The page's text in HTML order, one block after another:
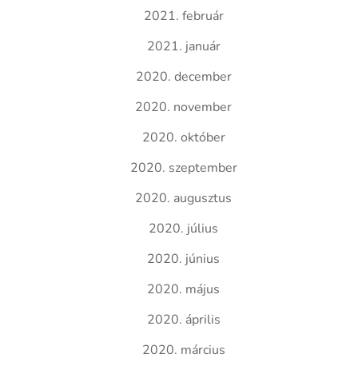
2021. február
2021. január
2020. december
2020. november
2020. október
2020. szeptember
2020. augusztus
2020. július
2020. június
2020. május
2020. április
2020. március